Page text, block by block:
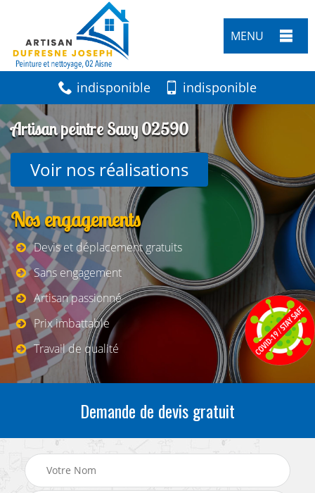
MENU
indisponible indisponible
Artisan peintre Savy 02590
Voir nos réalisations
Nos engagements
Devis et déplacement gratuits
Sans engagement
Artisan passionné
Prix imbattable
Travail de qualité
Demande de devis gratuit